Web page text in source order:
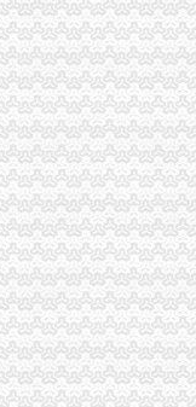
书信息__江海
考核考察工作
企业发展
作
政执法与刑事司法衔接工作
查办
济发展显成效